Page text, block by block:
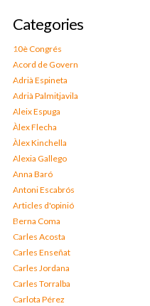
Categories
10è Congrés
Acord de Govern
Adrià Espineta
Adrià Palmitjavila
Aleix Espuga
Àlex Flecha
Àlex Kinchella
Alexia Gallego
Anna Baró
Antoni Escabrós
Articles d'opinió
Berna Coma
Carles Acosta
Carles Enseñat
Carles Jordana
Carles Torralba
Carlota Pérez